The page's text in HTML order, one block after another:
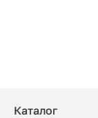
Каталог